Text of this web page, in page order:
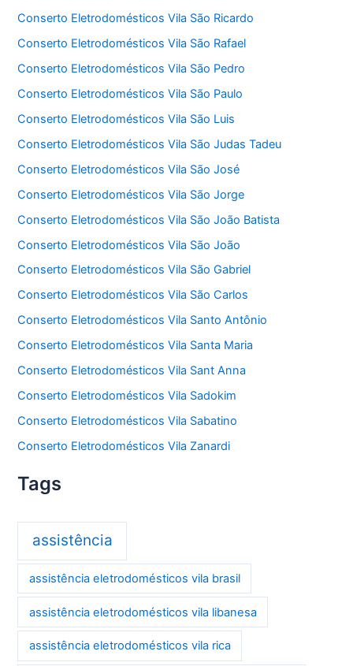
Conserto Eletrodomésticos Vila São Ricardo
Conserto Eletrodomésticos Vila São Rafael
Conserto Eletrodomésticos Vila São Pedro
Conserto Eletrodomésticos Vila São Paulo
Conserto Eletrodomésticos Vila São Luis
Conserto Eletrodomésticos Vila São Judas Tadeu
Conserto Eletrodomésticos Vila São José
Conserto Eletrodomésticos Vila São Jorge
Conserto Eletrodomésticos Vila São João Batista
Conserto Eletrodomésticos Vila São João
Conserto Eletrodomésticos Vila São Gabriel
Conserto Eletrodomésticos Vila São Carlos
Conserto Eletrodomésticos Vila Santo Antônio
Conserto Eletrodomésticos Vila Santa Maria
Conserto Eletrodomésticos Vila Sant Anna
Conserto Eletrodomésticos Vila Sadokim
Conserto Eletrodomésticos Vila Sabatino
Conserto Eletrodomésticos Vila Zanardi
Tags
assistência
assistência eletrodomésticos vila brasil
assistência eletrodomésticos vila libanesa
assistência eletrodomésticos vila rica